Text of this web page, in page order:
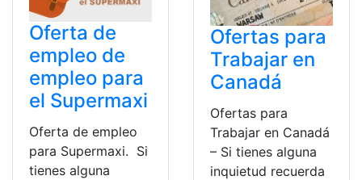
Oferta de
empleo de
empleo para
el Supermaxi
Oferta de empleo
para Supermaxi. Si
tienes alguna
Ofertas para
Trabajar en
Canadá
Ofertas para
Trabajar en Canadá
– Si tienes alguna
inquietud recuerda